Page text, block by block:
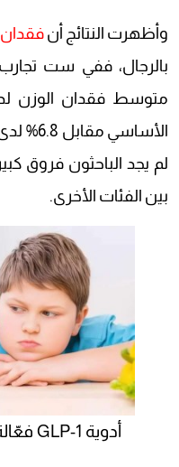
وأظهرت النتائج أن فقدان
لم يجد الباحثون فروق
بين الفئات الأخرى.
أدوية GLP-1 فعّالة لجميع الأعمار والأوزان